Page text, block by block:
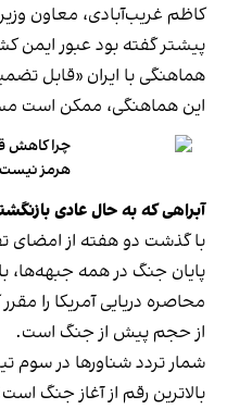
کاظم غریب‌آبادی، معاون
پیشتر گفته بود عبور ایمن
هماهنگی با ایران «قابل
این هماهنگی، ممکن است
چرا کاهش
هرمز
آبراهی که به حال عادی
پایان جنگ در همه جبهه‌ها،
محاصره دریایی آمریکا را
از حجم پیش از جنگ است.
بالاترین رقم از آغاز جنگ